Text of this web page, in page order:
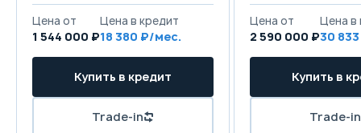
Цена от
1 544 000 ₽
Цена в кредит
18 380 ₽/мес.
Купить в кредит
Trade-in
Цена от
2 590 000 ₽
Цена в
30
Купить в
Trade-in